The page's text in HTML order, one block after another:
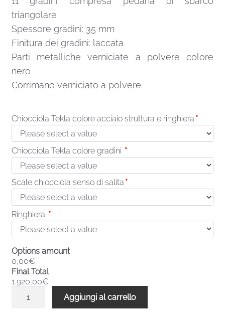
triangolare
Spessore gradini: 35 mm
Finitura dei gradini: laccata
Parti metalliche verniciate a polvere colore
nero
Corrimano verniciato a polvere
Chiocciola Tekla colore acciaio struttura e ringhiera *
Chiocciola Tekla colore gradini *
Scale chiocciola senso di salita *
Ringhiera *
Options amount
0,00€
Final Total
1.920,00€
Aggiungi al carrello